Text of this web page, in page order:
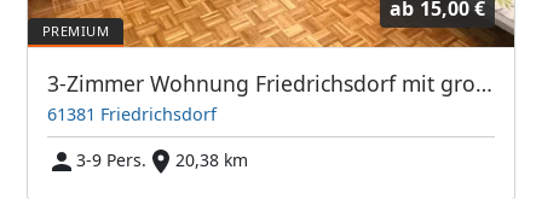
ab 15,00 €
3-Zimmer Wohnung Friedrichsdorf mit großem Balkon TV's
61381 Friedrichsdorf
3-9 Pers.
20,38 km